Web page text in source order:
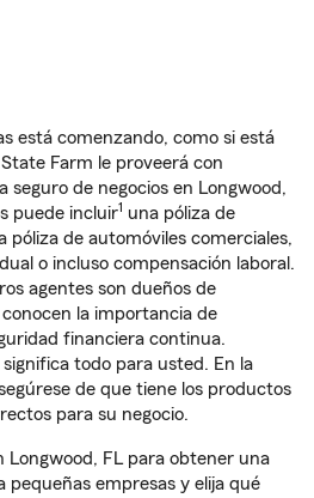
está comenzando, como si está
Farm le proveerá con
seguro de negocios en Longwood,
puede incluir1 una póliza de
póliza de automóviles comerciales,
o incluso compensación laboral.
agentes son dueños de
la importancia de
financiera continua.
todo para usted. En la
de que tiene los productos
para su negocio.
Longwood, FL para obtener una
pequeñas empresas y elija qué